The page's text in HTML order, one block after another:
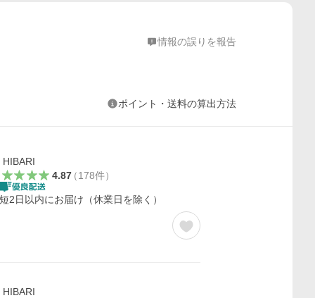
情報の誤りを報告
ポイント・送料の算出方法
HIBARI
4.87（178件）
2日以内にお届け（休業日を除く）
HIBARI